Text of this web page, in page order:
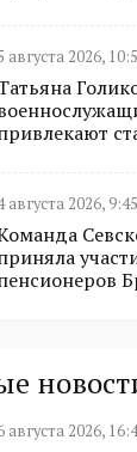
августа 2026,
августа 2026, 9:45
августа 2026,